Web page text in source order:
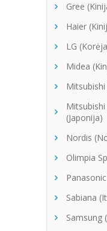
Gree
Haier
LG
Midea
Mitsubishi
(Japonija)
Nordis
Olimpia
Sabiana
Samsung